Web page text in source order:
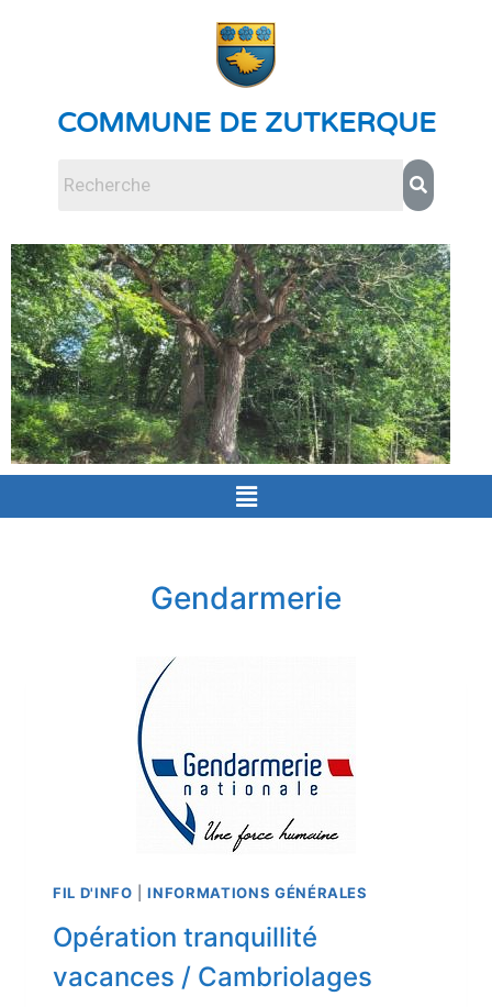
COMMUNE DE ZUTKERQUE
Gendarmerie
FIL D'INFO |INFORMATIONS GÉNÉRALES
Opération tranquillité
vacances / Cambriolages